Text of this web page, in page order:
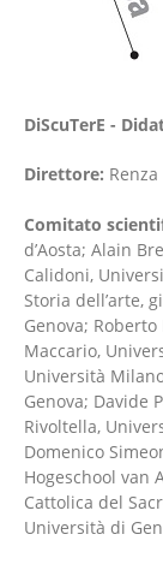
DiScuTerE -
Direttore:
Comitato
d’Aosta; Alain
Calidoni,
Storia dell’arte,
Genova;
Maccario,
Università
Genova; Davide
Rivoltella,
Domenico
Hogeschool van
Cattolica del
Università di